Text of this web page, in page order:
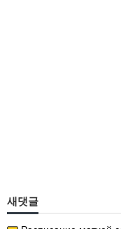
새댓글